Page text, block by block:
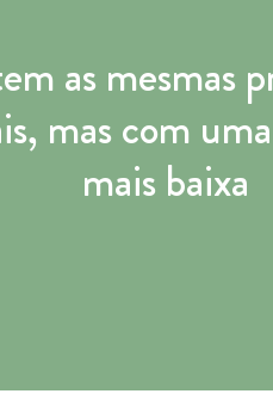
as mesmas
mas com
mais baixa